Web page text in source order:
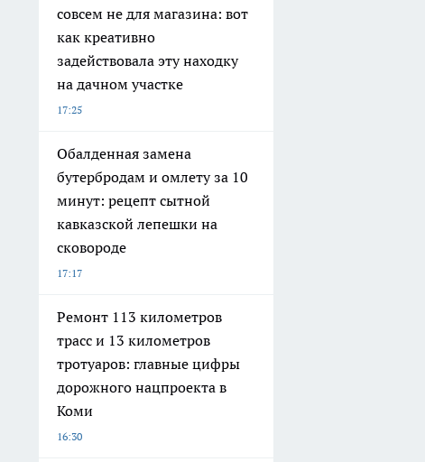
совсем не для магазина: вот
как креативно
задействовала эту находку
на дачном участке
17:25
Обалденная замена
бутербродам и омлету за 10
минут: рецепт сытной
кавказской лепешки на
сковороде
17:17
Ремонт 113 километров
трасс и 13 километров
тротуаров: главные цифры
дорожного нацпроекта в
Коми
16:30